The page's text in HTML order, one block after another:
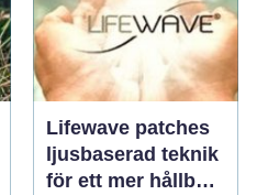
Lifewave patches
ljusbaserad teknik
för ett mer hållbart